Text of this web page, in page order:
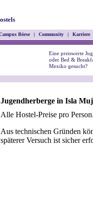
Börse | Community | Karriere
Eine preiswerte
oder Bed &
Mexiko gesucht?
Jugendherberge in Isla
Alle Hostel-Preise pro Person.
Aus technischen Gründen
späterer Versuch ist sicher